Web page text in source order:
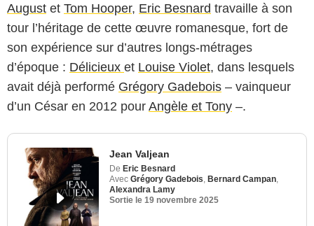
August et Tom Hooper, Eric Besnard travaille à son
tour l’héritage de cette œuvre romanesque, fort de
son expérience sur d’autres longs-métrages
d’époque : Délicieux et Louise Violet, dans lesquels
avait déjà performé Grégory Gadebois – vainqueur
d’un César en 2012 pour Angèle et Tony –.
Jean Valjean
De Eric Besnard
Avec Grégory Gadebois, Bernard Campan,
Alexandra Lamy
Sortie le 19 novembre 2025